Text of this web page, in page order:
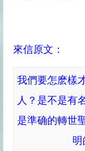
來信原文：
我們要怎麽樣
人？是不是有
是準确的轉世
明